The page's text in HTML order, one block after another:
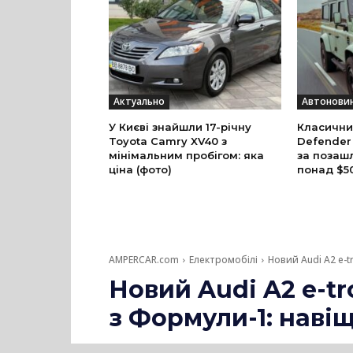
Актуально
У Києві знайшли 17-річну
Toyota Camry XV40 з
мінімальним пробігом: яка
ціна (фото)
Defender
за
понад